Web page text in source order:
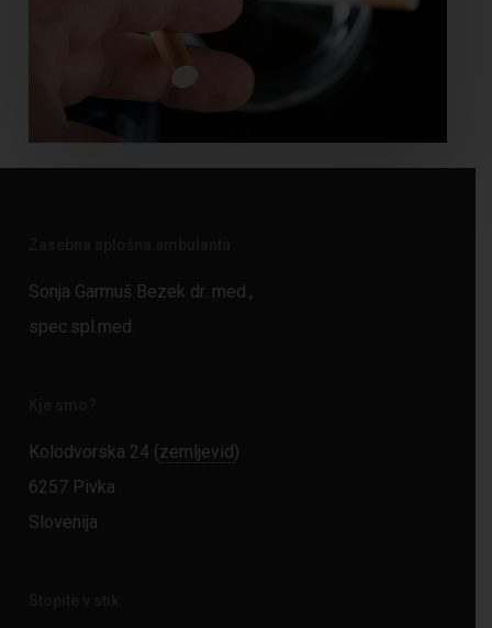
Sonja Garmuš Bezek dr. med.,
spec.spl.med.
Kolodvorska 24 (zemljevid)
6257 Pivka
Slovenija